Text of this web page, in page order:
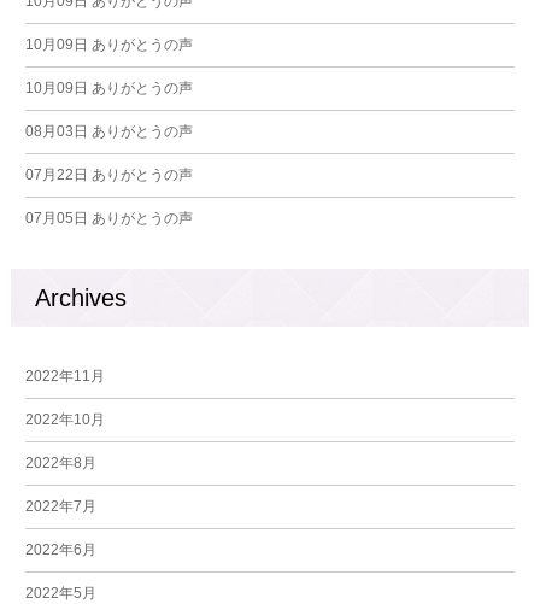
10月09日 ありがとうの声
10月09日 ありがとうの声
08月03日 ありがとうの声
07月22日 ありがとうの声
07月05日 ありがとうの声
Archives
2022年11月
2022年10月
2022年8月
2022年7月
2022年6月
2022年5月